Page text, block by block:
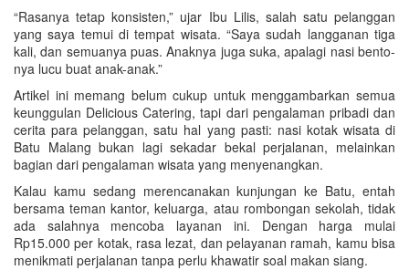
“Rasanya tetap konsisten,” ujar Ibu Lilis, salah satu pelanggan
yang saya temui di tempat wisata. “Saya sudah langganan tiga
kali, dan semuanya puas. Anaknya juga suka, apalagi nasi bento-
nya lucu buat anak-anak.”
Artikel ini memang belum cukup untuk menggambarkan semua
keunggulan Delicious Catering, tapi dari pengalaman pribadi dan
cerita para pelanggan, satu hal yang pasti: nasi kotak wisata di
Batu Malang bukan lagi sekadar bekal perjalanan, melainkan
bagian dari pengalaman wisata yang menyenangkan.
Kalau kamu sedang merencanakan kunjungan ke Batu, entah
bersama teman kantor, keluarga, atau rombongan sekolah, tidak
ada salahnya mencoba layanan ini. Dengan harga mulai
Rp15.000 per kotak, rasa lezat, dan pelayanan ramah, kamu bisa
menikmati perjalanan tanpa perlu khawatir soal makan siang.